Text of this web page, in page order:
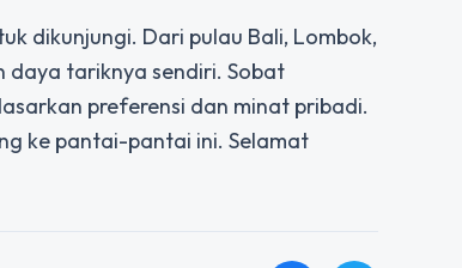
dikunjungi. Dari pulau Bali, Lombok,
daya tariknya sendiri. Sobat
preferensi dan minat pribadi.
ke pantai-pantai ini. Selamat